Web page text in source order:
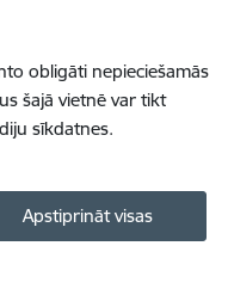
obligāti nepieciešamās
šajā vietnē var tikt
sīkdatnes.
Apstiprināt visas